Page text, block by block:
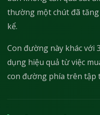
thường một chút đã
kể.
Con đường này khác với
dụng hiệu quả từ việc
con đường phía trên tập